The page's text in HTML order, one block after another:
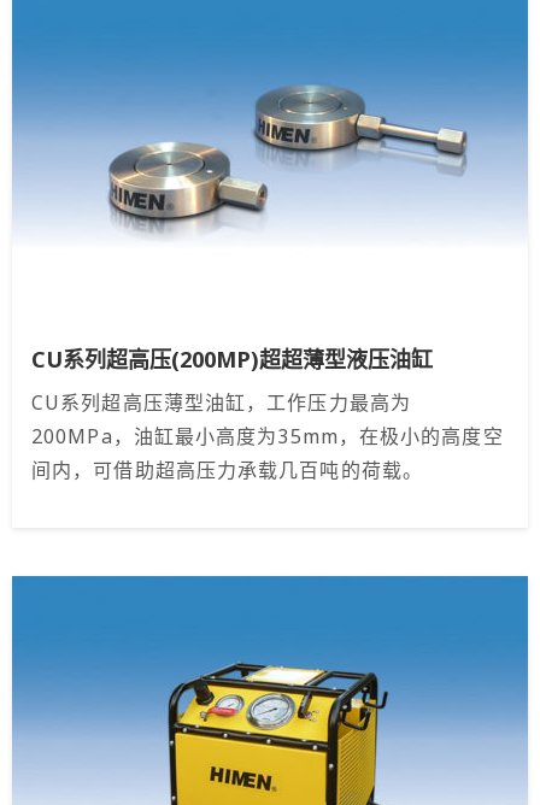
CU系列超高压(200MP)超超薄型液压油缸
CU系列超高压薄型油缸，工作压力最高为
200MPa，油缸最小高度为35mm，在极小的高度空
间内，可借助超高压力承载几百吨的荷载。